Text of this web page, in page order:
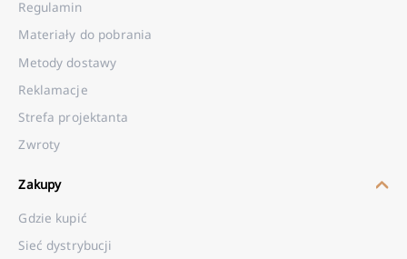
Regulamin
Materiały do pobrania
Metody dostawy
Reklamacje
Strefa projektanta
Zwroty
Zakupy
Gdzie kupić
Sieć dystrybucji